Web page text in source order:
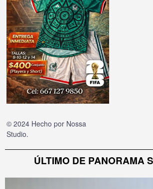
© 2024 Hecho por Nossa
Studio.
ÚLTIMO DE PANORAMA